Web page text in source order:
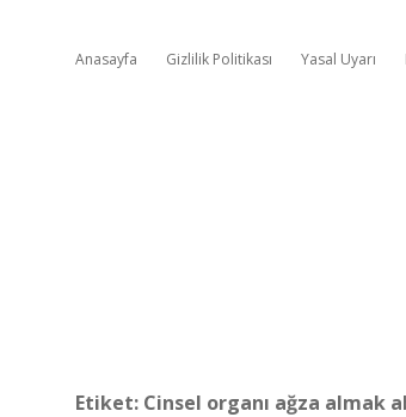
Anasayfa Gizlilik Politikası Yasal Uyarı
Etiket: Cinsel organı ağza almak